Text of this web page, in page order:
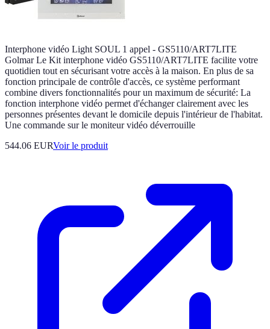
Interphone vidéo Light SOUL 1 appel - GS5110/ART7LITE
Golmar Le Kit interphone vidéo GS5110/ART7LITE facilite votre
quotidien tout en sécurisant votre accès à la maison. En plus de sa
fonction principale de contrôle d'accès, ce système performant
combine divers fonctionnalités pour un maximum de sécurité: La
fonction interphone vidéo permet d'échanger clairement avec les
personnes présentes devant le domicile depuis l'intérieur de l'habitat.
Une commande sur le moniteur vidéo déverrouille
544.06 EURVoir le produit